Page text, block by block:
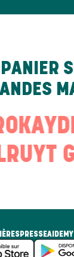
OKAY
PRESSEAIDE